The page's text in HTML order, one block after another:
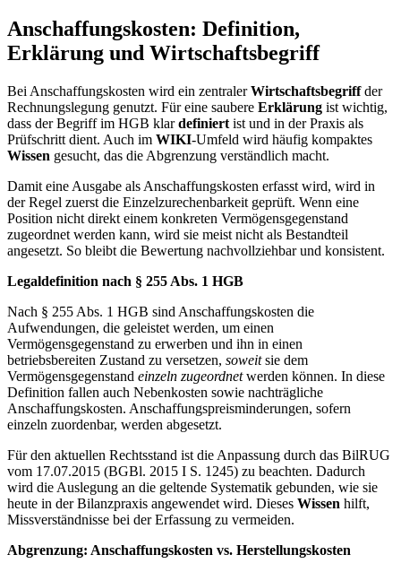
Anschaffungskosten: Definition,
Erklärung und Wirtschaftsbegriff
Bei Anschaffungskosten wird ein zentralerWirtschaftsbegriffder
Rechnungslegung genutzt. Für eine saubere Erklärung ist wichtig,
dass der Begriff im HGB klardefiniert ist und in der Praxis als
Prüfschritt dient. Auch im WIKI-Umfeld wird häufig kompaktes
Wissen gesucht, das die Abgrenzung verständlich macht.
Damit eine Ausgabe als Anschaffungskosten erfasst wird, wird in
der Regel zuerst die Einzelzurechenbarkeit geprüft. Wenn eine
Position nicht direkt einem konkreten Vermögensgegenstand
zugeordnet werden kann, wird sie meist nicht als Bestandteil
angesetzt. So bleibt die Bewertung nachvollziehbar und konsistent.
Legaldefinition nach § 255 Abs. 1 HGB
Nach § 255 Abs. 1 HGB sind Anschaffungskosten die
Aufwendungen, die geleistet werden, um einen
Vermögensgegenstand zu erwerben und ihn in einen
betriebsbereiten Zustand zu versetzen, soweitsie dem
Vermögensgegenstand einzeln zugeordnetwerden können. In diese
Definition fallen auch Nebenkosten sowie nachträgliche
Anschaffungskosten. Anschaffungspreisminderungen, sofern
einzeln zuordenbar, werden abgesetzt.
Für den aktuellen Rechtsstand ist die Anpassung durch das BilRUG
vom 17.07.2015 (BGBl. 2015 I S. 1245) zu beachten. Dadurch
wird die Auslegung an die geltende Systematik gebunden, wie sie
heute in der Bilanzpraxis angewendet wird. Dieses Wissen hilft,
Missverständnisse bei der Erfassung zu vermeiden.
Abgrenzung: Anschaffungskosten vs. Herstellungskosten